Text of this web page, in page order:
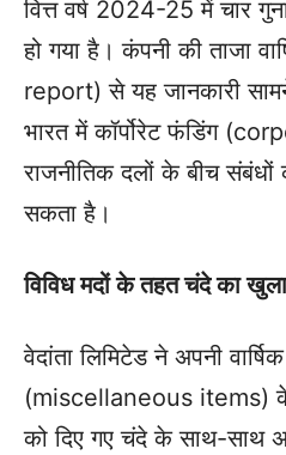
वित्त वर्ष 2024-25 में चार
हो गया है। कंपनी की ताजा
report) से यह जानकारी
भारत में कॉर्पोरेट फंडिंग
राजनीतिक दलों के बीच
सकता है।
विविध मदों के तहत चंदे का
वेदांता लिमिटेड ने अपनी वार्षिक
(miscellaneous items) के
को दिए गए चंदे के साथ-साथ